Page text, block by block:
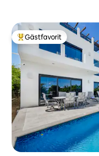
Populär gästfavorit
Gästfavorit